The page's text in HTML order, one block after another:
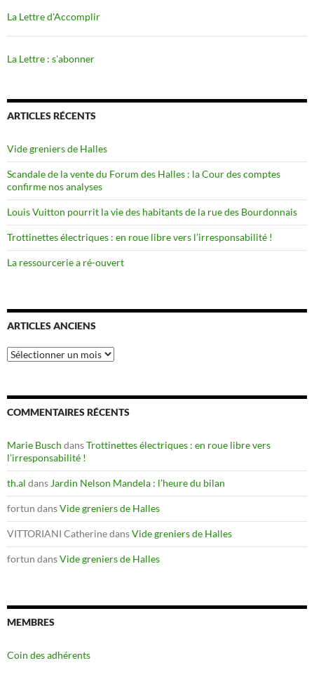
La Lettre d'Accomplir
La Lettre : s'abonner
ARTICLES RÉCENTS
Vide greniers de Halles
Scandale de la vente du Forum des Halles : la Cour des comptes
confirme nos analyses
Louis Vuitton pourrit la vie des habitants de la rue des Bourdonnais
Trottinettes électriques : en roue libre vers l’irresponsabilité !
La ressourcerie a ré-ouvert
ARTICLES ANCIENS
Articles
anciens
COMMENTAIRES RÉCENTS
Marie Busch dansTrottinettes électriques : en roue libre vers
l’irresponsabilité !
th.al dans Jardin Nelson Mandela : l’heure du bilan
fortun dansVide greniers de Halles
VITTORIANI CatherinedansVide greniers de Halles
fortun dansVide greniers de Halles
MEMBRES
Coin des adhérents